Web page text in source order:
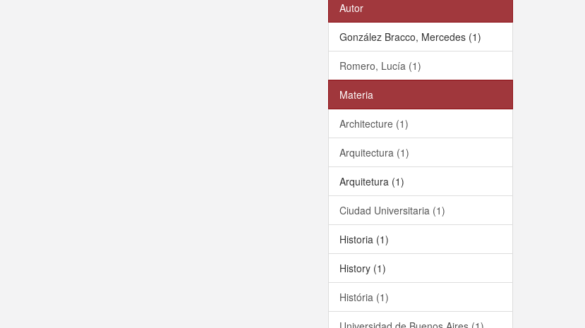
Autor
González Bracco, Mercedes (1)
Romero, Lucía (1)
Materia
Architecture (1)
Arquitectura (1)
Arquitetura (1)
Ciudad Universitaria (1)
Historia (1)
History (1)
História (1)